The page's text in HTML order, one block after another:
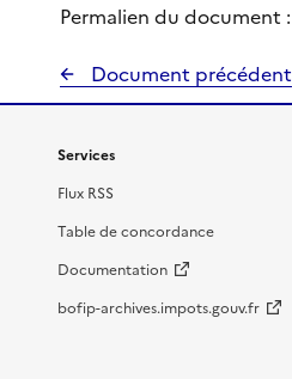
Permalien du document :
Document précédent
Services
Flux RSS
Table de concordance
Documentation
bofip-archives.impots.gouv.fr